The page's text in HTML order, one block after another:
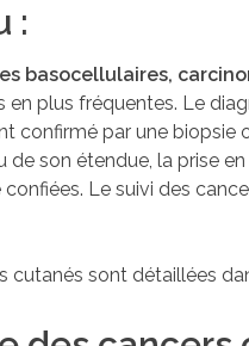
:
basocellulaires,
en plus fréquentes. Le
confirmé par une biopsie
son étendue, la prise
Le suivi des
cutanés sont détaillées